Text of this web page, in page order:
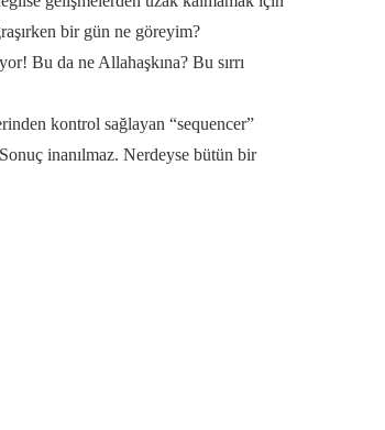
bir gün ne göreyim?
Bu da ne Allahaşkına? Bu sırrı
kontrol sağlayan “sequencer”
inanılmaz. Nerdeyse bütün bir